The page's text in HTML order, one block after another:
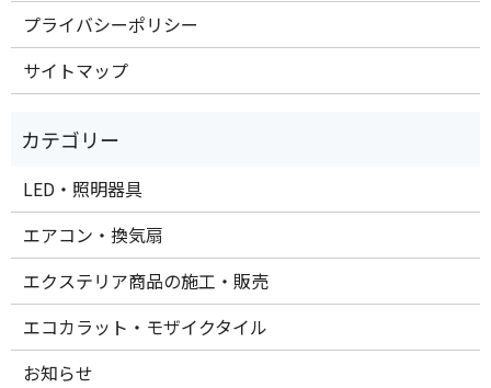
プライバシーポリシー
サイトマップ
LED・照明器具
エアコン・換気扇
エクステリア商品の施工・販売
エコカラット・モザイクタイル
お知らせ